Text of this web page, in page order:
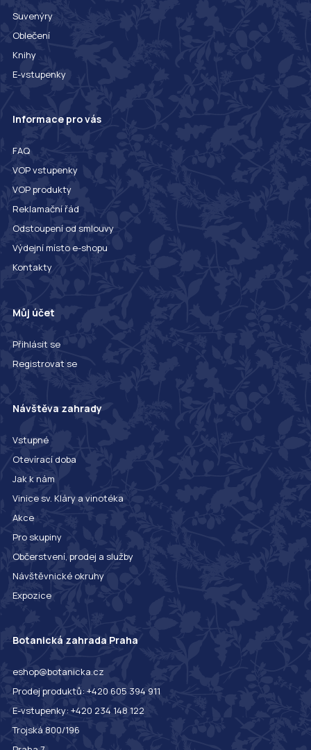
Suvenýry
Oblečení
Knihy
E-vstupenky
Informace pro vás
FAQ
VOP vstupenky
VOP produkty
Reklamační řád
Odstoupení od smlouvy
Výdejní místo e-shopu
Kontakty
Můj účet
Přihlásit se
Registrovat se
Návštěva zahrady
Vstupné
Otevírací doba
Jak k nám
Vinice sv. Kláry a vinotéka
Akce
Pro skupiny
Občerstvení, prodej a služby
Návštěvnické okruhy
Expozice
Botanická zahrada Praha
eshop@botanicka.cz
Prodej produktů: +420 605 394 911
E-vstupenky: +420 234 148 122
Trojská 800/196